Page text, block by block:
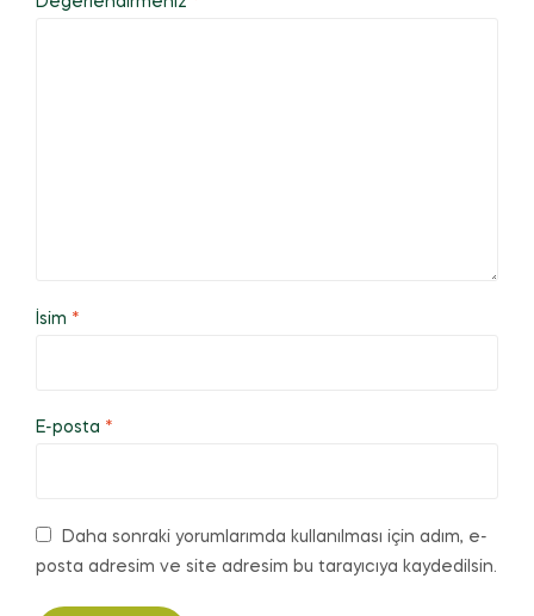
İsim *
E-posta *
Daha sonraki yorumlarımda kullanılması için adım, e-
posta adresim ve site adresim bu tarayıcıya kaydedilsin.